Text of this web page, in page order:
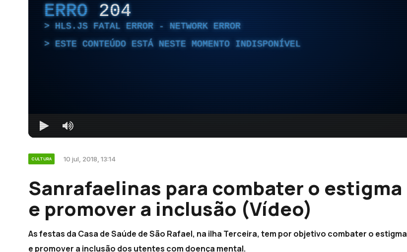
ERRO 204
HLS.JS FATAL ERROR - NETWORK ERROR
ESTE CONTEÚDO ESTÁ NESTE MOMENTO INDISPONÍVEL
CULTURA 10 jul, 2018, 13:14
Sanrafaelinas para combater o estigma
e promover a inclusão (Vídeo)
As festas da Casa de Saúde de São Rafael, na ilha Terceira, tem por objetivo combater o estigma
e promover a inclusão dos utentes com doença mental.